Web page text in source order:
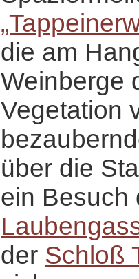
die am
Weinberge
Vegetation
über die
ein
der Schloß